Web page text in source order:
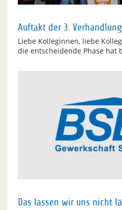
Auftakt der 3.
Liebe Kolleginnen, liebe
die entscheidende Phase hat
Das lassen wir uns nicht